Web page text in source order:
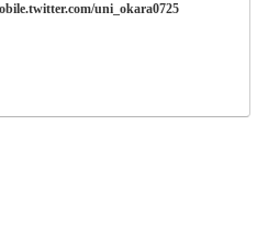
uni_okara0725